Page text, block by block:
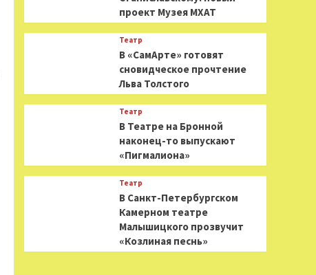
проект Музея МХАТ
Театр
В «СамАрте» готовят
сновидческое прочтение
Льва Толстого
Театр
В Театре на Бронной
наконец-то выпускают
«Пигмалиона»
Театр
В Санкт-Петербургском
Камерном театре
Малышицкого прозвучит
«Козлиная песнь»